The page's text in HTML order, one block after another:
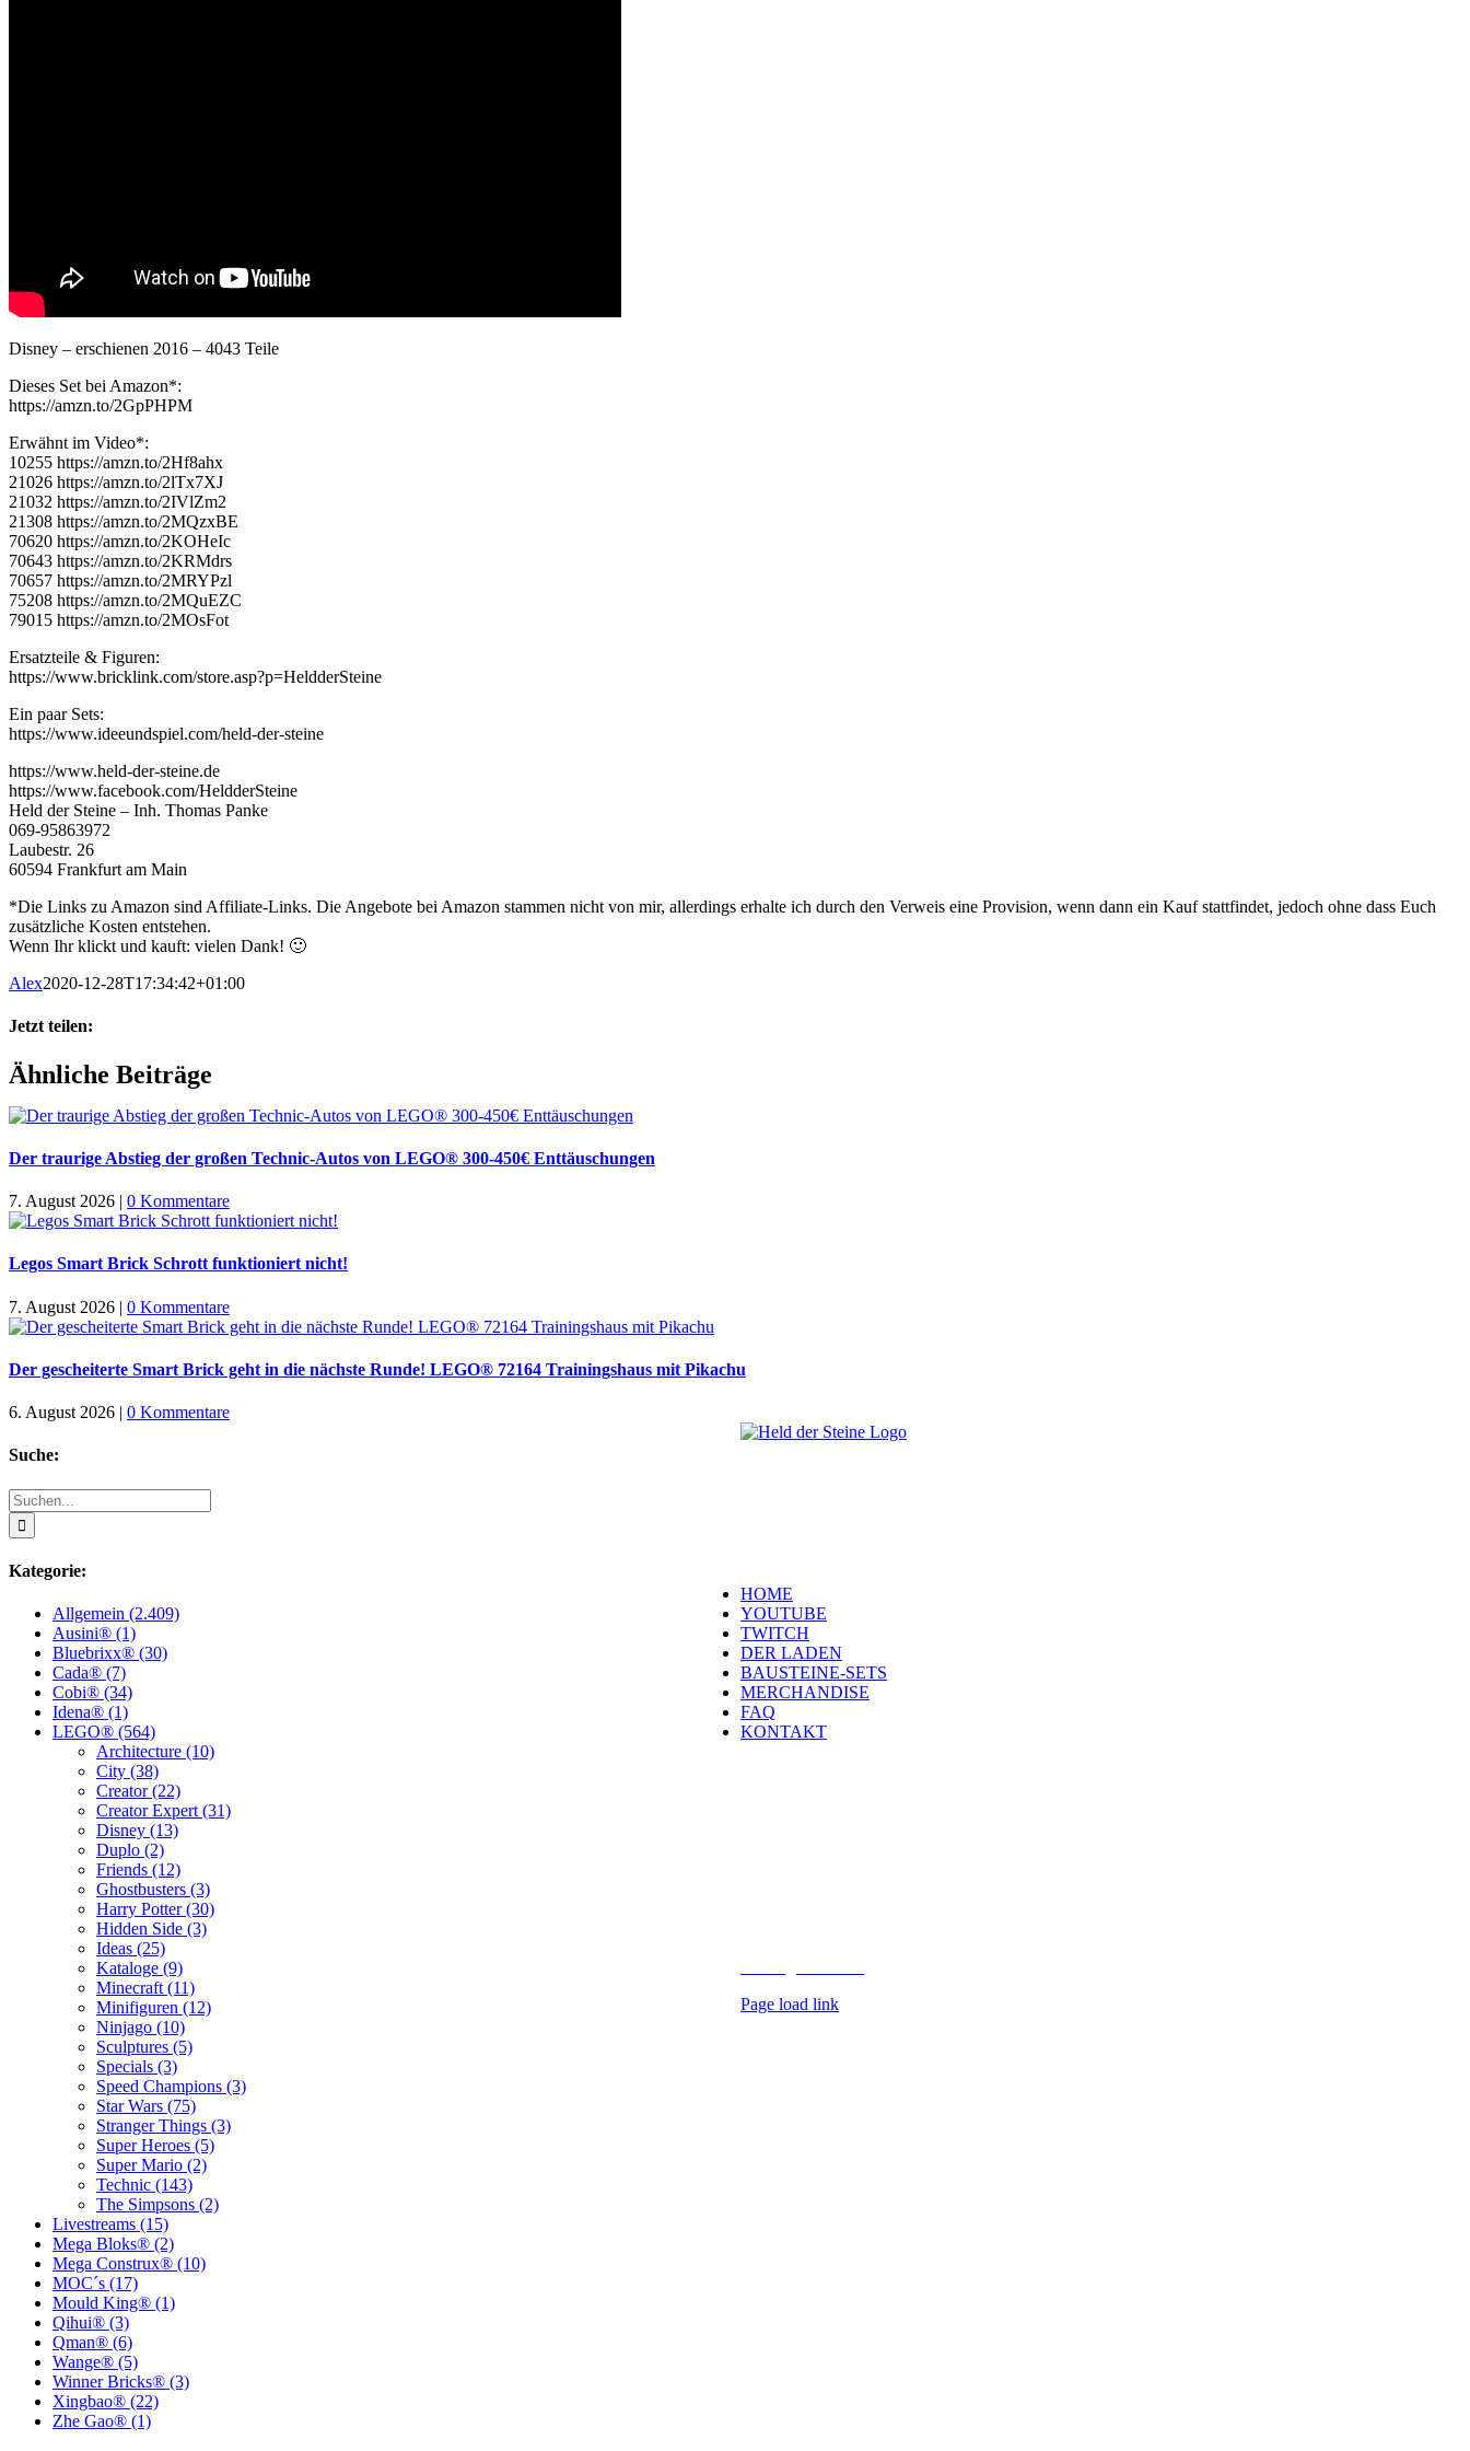
Disney – erschienen 2016 – 4043 Teile
Dieses Set bei Amazon*:
https://amzn.to/2GpPHPM
Erwähnt im Video*:
10255 https://amzn.to/2Hf8ahx
21026 https://amzn.to/2lTx7XJ
21032 https://amzn.to/2IVlZm2
21308 https://amzn.to/2MQzxBE
70620 https://amzn.to/2KOHeIc
70643 https://amzn.to/2KRMdrs
70657 https://amzn.to/2MRYPzl
75208 https://amzn.to/2MQuEZC
79015 https://amzn.to/2MOsFot
Ersatzteile & Figuren:
https://www.bricklink.com/store.asp?p=HeldderSteine
Ein paar Sets:
https://www.ideeundspiel.com/held-der-steine
https://www.held-der-steine.de
https://www.facebook.com/HeldderSteine
Held der Steine – Inh. Thomas Panke
069-95863972
Laubestr. 26
60594 Frankfurt am Main
*Die Links zu Amazon sind Affiliate-Links. Die Angebote bei Amazon stammen nicht von mir, allerdings erhalte ich durch den Verweis eine Provision, wenn dann ein Kauf stattfindet, jedoch ohne dass Euch
zusätzliche Kosten entstehen.
Wenn Ihr klickt und kauft: vielen Dank! 🙂
Alex2020-12-28T17:34:42+01:00
Jetzt teilen:
Facebook
X
WhatsApp
Pinterest
E-
Mail
Ähnliche Beiträge
Der traurige Abstieg der großen Technic-Autos von LEGO® 300-450€ Enttäuschungen
7. August 2026 | 0 Kommentare
Legos Smart Brick Schrott funktioniert nicht!
7. August 2026 | 0 Kommentare
Der gescheiterte Smart Brick geht in die nächste Runde! LEGO® 72164 Trainingshaus mit Pikachu
6. August 2026 | 0 Kommentare
Suche:
Suche
nach:
Kategorie:
Allgemein (2.409)
Ausini® (1)
Bluebrixx® (30)
Cada® (7)
Cobi® (34)
Idena® (1)
LEGO® (564)
Architecture (10)
City (38)
Creator (22)
Creator Expert (31)
Disney (13)
Duplo (2)
Friends (12)
Ghostbusters (3)
Harry Potter (30)
Hidden Side (3)
Ideas (25)
Kataloge (9)
Minecraft (11)
Minifiguren (12)
Ninjago (10)
Sculptures (5)
Specials (3)
Speed Champions (3)
Star Wars (75)
Stranger Things (3)
Super Heroes (5)
Super Mario (2)
Technic (143)
The Simpsons (2)
Livestreams (15)
Mega Bloks® (2)
Mega Construx® (10)
MOC´s (17)
Mould King® (1)
Qihui® (3)
Qman® (6)
Wange® (5)
Winner Bricks® (3)
Xingbao® (22)
Zhe Gao® (1)
HOME
YOUTUBE
TWITCH
DER LADEN
BAUSTEINE-SETS
MERCHANDISE
FAQ
KONTAKT
Page load link